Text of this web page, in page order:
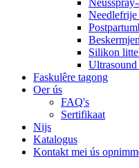
Silikon
Ultrasound
Faskulêre tagong
Oer ús
FAQ's
Sertifikaat
Nijs
Katalogus
Kontakt mei ús